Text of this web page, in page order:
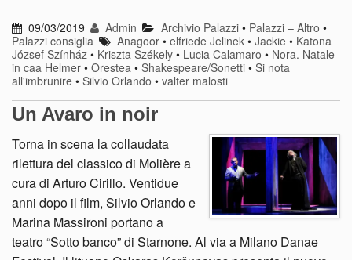
09/03/2019 Admin Archivio Palazzi• Palazzi – Altro •
Palazzi consiglia
Anagoor •elfriede Jelinek •Jackie • Katona
József Színház • Kriszta Székely • Lucia Calamaro • Nora. Natale
in caa Helmer • Orestea • Shakespeare/Sonetti • Si nota
all'imbrunire • Silvio Orlando • valter malosti
Un Avaro in noir
Torna in scena la collaudata
rilettura del classico di Molière a
cura di Arturo Cirillo. Ventidue
anni dopo il film, Silvio Orlando e
Marina Massironi portano a
teatro “Sotto banco” di Starnone. Al via a Milano Danae